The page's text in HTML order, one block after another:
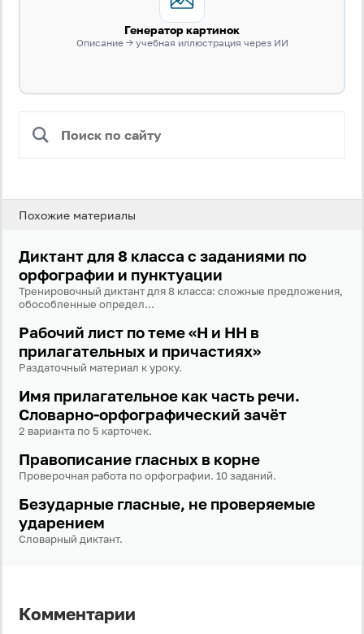
Логин
Антиспам:Загрузка...
Забыли пароль?
Даю согласие наобработку своих персональных
данныхна условиях и для целей, определённых в
данных, а также принимаюПользовательское
Войти через Вконтакте
Войти через Яндекс
Генератор картинок
Описание → учебная иллюстрация через ИИ
Похожие материалы
Диктант для 8 класса с заданиями по
орфографии и пунктуации
Тренировочный диктант для 8 класса: сложные предложения,
обособленные определ...
Рабочий лист по теме «Н и НН в
прилагательных и причастиях»
Раздаточный материал к уроку.
Имя прилагательное как часть речи.
Словарно-орфографический зачёт
2 варианта по 5 карточек.
Правописание гласных в корне
Проверочная работа по орфографии. 10 заданий.
Безударные гласные, не проверяемые
ударением
Словарный диктант.
Комментарии